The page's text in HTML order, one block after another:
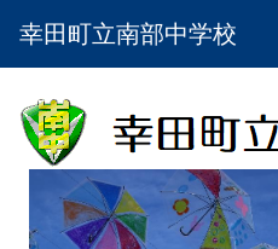
幸田町立南部中学校